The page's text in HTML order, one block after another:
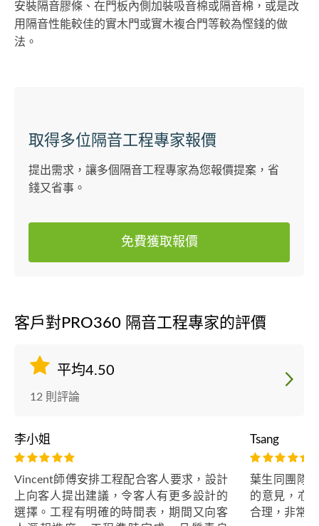
安裝隔音膠條、在門板內側加裝吸音棉或隔音棉，或是改
用隔音性能較佳的實木門或實木複合門等較為慳錢的做
法。
取得多位隔音工程專家報價
提出需求，讓多個隔音工程專家為您報價提案，省
錢又省事。
免費獲取報價
客戶對PRO360 隔音工程專家的評價
平均4.50
12 則評論
李小姐
Vincent師傅安排工程配合客人要求，設計
上向客人提出建議，令客人有更多設計的
選擇。工程有明確的時間表，期間又向客
Tsang
葉生同團隊
的意見，亦
合理，非常